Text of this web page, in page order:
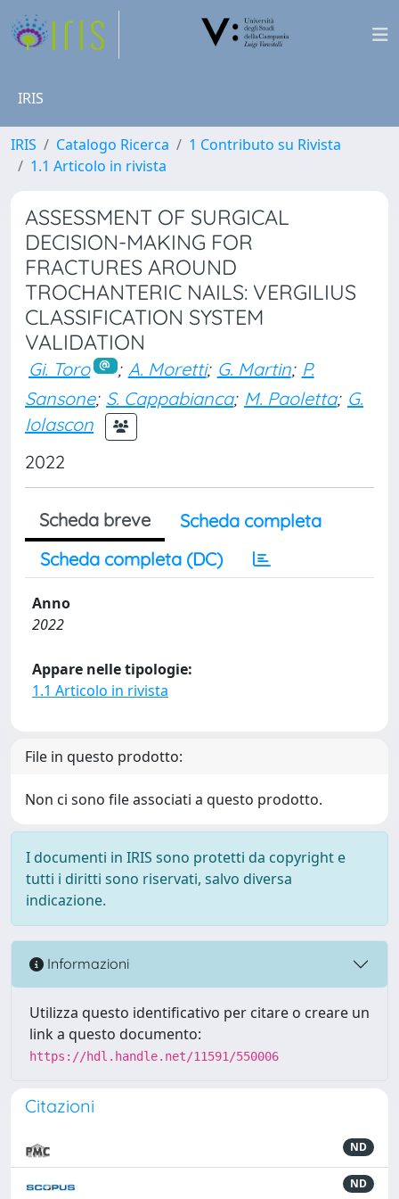
IRIS
IRIS Catalogo Ricerca
1 Contributo su Rivista
1.1 Articolo in rivista
ASSESSMENT OF SURGICAL
DECISION-MAKING FOR
FRACTURES AROUND
TROCHANTERIC NAILS: VERGILIUS
CLASSIFICATION SYSTEM
VALIDATION
Gi. Toro ; A. Moretti; G. Martin; P.
Sansone; S. Cappabianca; M. Paoletta; G.
Iolascon
2022
Scheda breve
Scheda completa
Scheda completa (DC)
Anno
2022
Appare nelle tipologie:
1.1 Articolo in rivista
File in questo prodotto:
Non ci sono file associati a questo prodotto.
I documenti in IRIS sono protetti da copyright e
tutti i diritti sono riservati, salvo diversa
indicazione.
Informazioni
Utilizza questo identificativo per citare o creare un
link a questo documento:
https://hdl.handle.net/11591/550006
Citazioni
ND
ND